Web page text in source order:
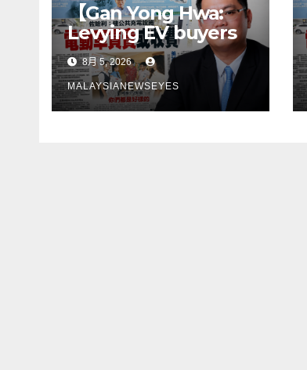
【Gan Yong Hwa:
Levying EV buyers
to fund charging
stations puts the
cart before the
horseGovernment
8月 5, 2026
MALAYSIANEWSEYES